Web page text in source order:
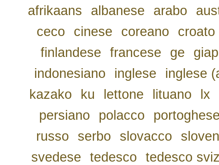
afrikaans albanese arabo
ceco
cinese coreano
croato
finlandese
francese ge
indonesiano
inglese
inglese
kazako
ku lettone lituano lx
persiano
polacco
russo
serbo slovacco
svedese
tedesco
tedesco